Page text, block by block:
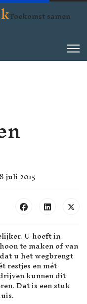
Toekomst samen
juli 2015
U hoeft in
te maken of van
u het wegbrengt
restjes en mét
kunnen dit
Dat is een stuk